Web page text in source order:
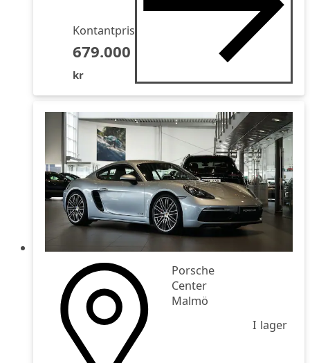
Kontantpris
679.000
kr
Porsche
Center
Malmö
I lager